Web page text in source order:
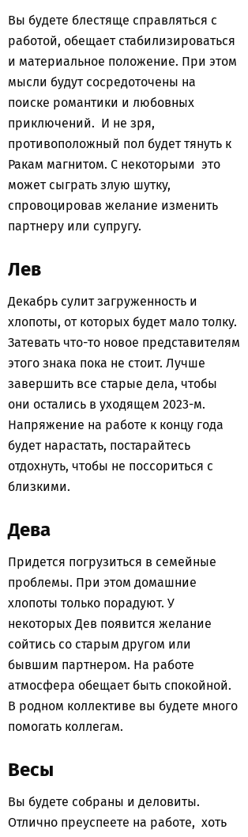
Вы будете блестяще справляться с
работой, обещает стабилизироваться
и материальное положение. При этом
мысли будут сосредоточены на
поиске романтики и любовных
приключений. И не зря,
противоположный пол будет тянуть к
Ракам магнитом. С некоторыми это
может сыграть злую шутку,
спровоцировав желание изменить
партнеру или супругу.
Лев
Декабрь сулит загруженность и
хлопоты, от которых будет мало толку.
Затевать что-то новое представителям
этого знака пока не стоит. Лучше
завершить все старые дела, чтобы
они остались в уходящем 2023-м.
Напряжение на работе к концу года
будет нарастать, постарайтесь
отдохнуть, чтобы не поссориться с
близкими.
Дева
Придется погрузиться в семейные
проблемы. При этом домашние
хлопоты только порадуют. У
некоторых Дев появится желание
сойтись со старым другом или
бывшим партнером. На работе
атмосфера обещает быть спокойной.
В родном коллективе вы будете много
помогать коллегам.
Весы
Вы будете собраны и деловиты.
Отлично преуспеете на работе, хоть